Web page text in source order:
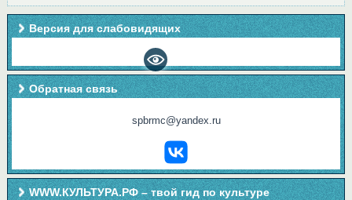
Версия для слабовидящих
Обратная связь
spbrmc@yandex.ru
WWW.КУЛЬТУРА.РФ – твой гид по культуре